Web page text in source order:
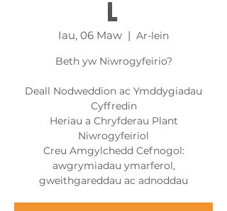
l
Iau, 06 Maw
  |
Ar-lein
Beth yw Niwrogyfeirio?
Deall Nodweddion ac Ymddygiadau
Cyffredin
Heriau a Chryfderau Plant
Niwrogyfeiriol
Creu Amgylchedd Cefnogol:
awgrymiadau ymarferol,
gweithgareddau ac adnoddau